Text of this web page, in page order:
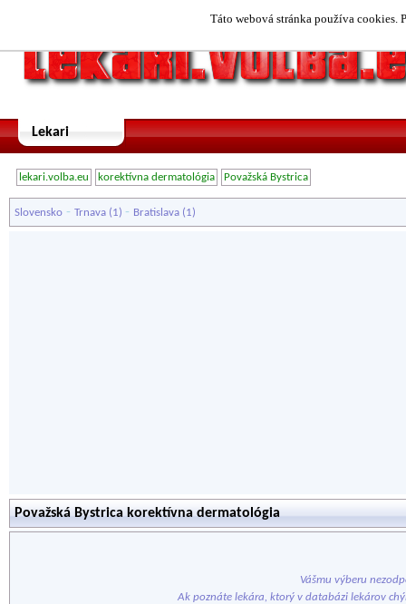
Táto webová stránka používa cookies.
Lekari
lekari.volba.eu korektívna dermatológia Považská Bystrica
Slovensko - Trnava (1) - Bratislava (1)
Považská Bystrica korektívna dermatológia
Vášmu výberu
Ak poznáte lekára, ktorý v databázi lekárov